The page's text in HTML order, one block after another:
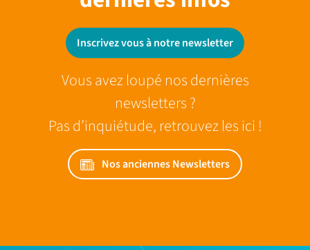
Inscrivez vous à notre newsletter
Vous avez loupé nos dernières
newsletters ?
Pas d’inquiétude, retrouvez les ici !
Nos anciennes Newsletters